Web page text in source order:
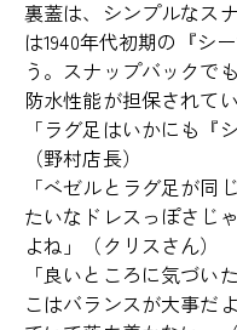
裏蓋は、シンプルなス
は1940年代初期の『シ
う。スナップバックで
防水性能が担保されてい
「ラグ足はいかにも『
（野村店長）
「ベゼルとラグ足が同
たいなドレスっぽさじ
よね」（クリスさん）
「良いところに気づい
こはバランスが大事だ